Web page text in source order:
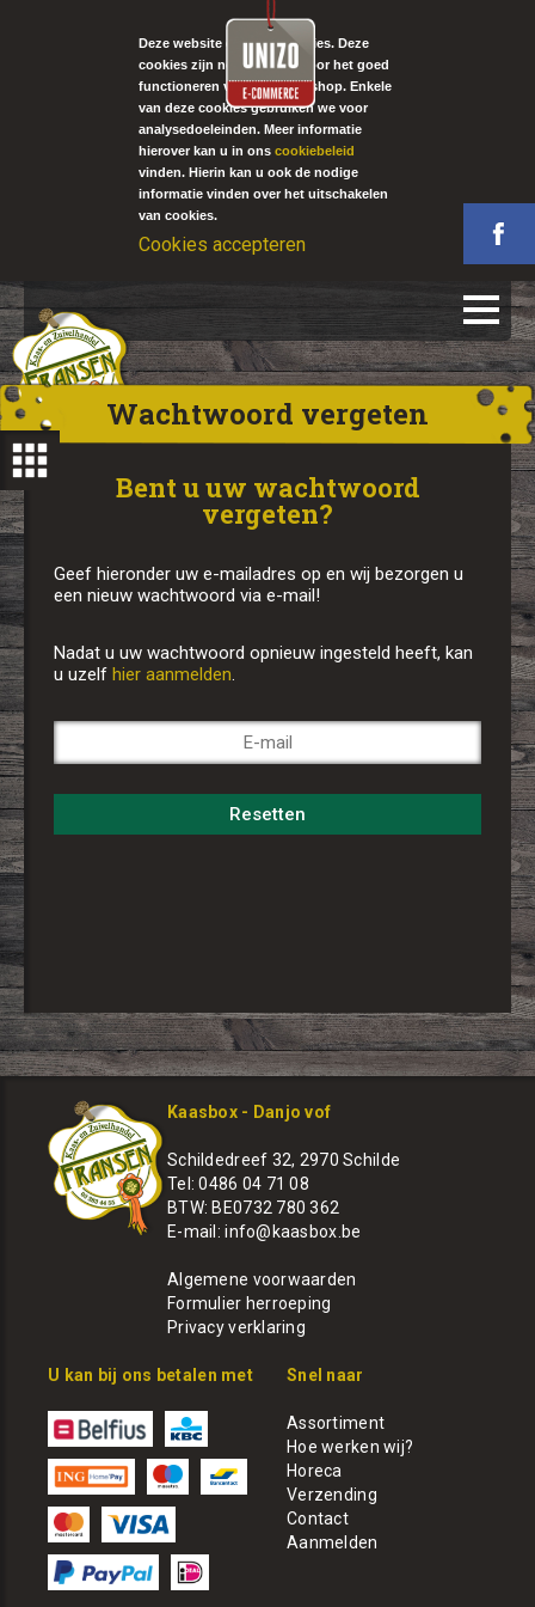
Deze website gebruikt cookies. Deze
cookies zijn noodzakelijk voor het goed
functioneren van onze webshop. Enkele
van deze cookies gebruiken we voor
analysedoeleinden. Meer informatie
hierover kan u in onscookiebeleid
vinden. Hierin kan u ook de nodige
informatie vinden over het uitschakelen
van cookies.
Cookies accepteren
Wachtwoord vergeten
Bent u uw wachtwoord
vergeten?
Geef hieronder uw e-mailadres op en wij bezorgen u
een nieuw wachtwoord via e-mail!
Nadat u uw wachtwoord opnieuw ingesteld heeft, kan
u uzelf hier aanmelden.
Kaasbox - Danjo vof
Schildedreef 32, 2970 Schilde
Tel: 0486 04 71 08
BTW: BE0732 780 362
E-mail:info@kaasbox.be
Algemene voorwaarden
Formulier herroeping
Privacy verklaring
U kan bij ons betalen met Snel naar
Assortiment
Hoe werken wij?
Horeca
Verzending
Contact
Aanmelden